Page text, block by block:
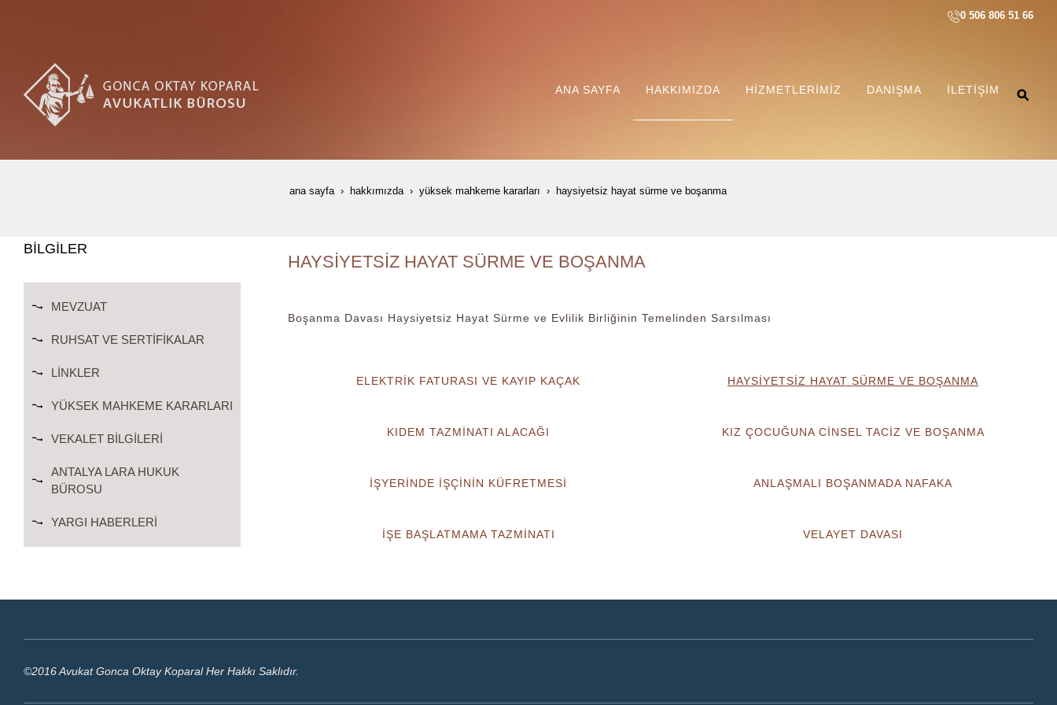
0 506 806 51 66
ANA SAYFA HAKKIMIZDA HIZMETLERIMIZ DANIŞMA İLETIŞIM
ana sayfa hakkımızda yüksek mahkeme kararları haysi̇yetsi̇z hayat sürme ve boşanma
HAYSİYETSİZ HAYAT SÜRME VE BOŞANMA
Boşanma Davası Haysiyetsiz Hayat Sürme ve Evlilik Birliğinin Temelinden Sarsılması
ELEKTRİK FATURASI VE KAYIP KAÇAK HAYSİYETSİZ HAYAT SÜRME VE BOŞANMA
KIDEM TAZMİNATI ALACAĞI KIZ ÇOCUĞUNA CİNSEL TACİZ VE BOŞANMA
İŞYERİNDE İŞÇİNİN KÜFRETMESİ ANLAŞMALI BOŞANMADA NAFAKA
İŞE BAŞLATMAMA TAZMİNATI VELAYET DAVASI
BİLGİLER
MEVZUAT
RUHSAT VE SERTIFIKALAR
LINKLER
YÜKSEK MAHKEME KARARLARI
VEKALET BILGILERI
ANTALYA LARA HUKUK
BÜROSU
YARGI HABERLERI
©2016 Avukat Gonca Oktay Koparal Her Hakkı Saklıdır.